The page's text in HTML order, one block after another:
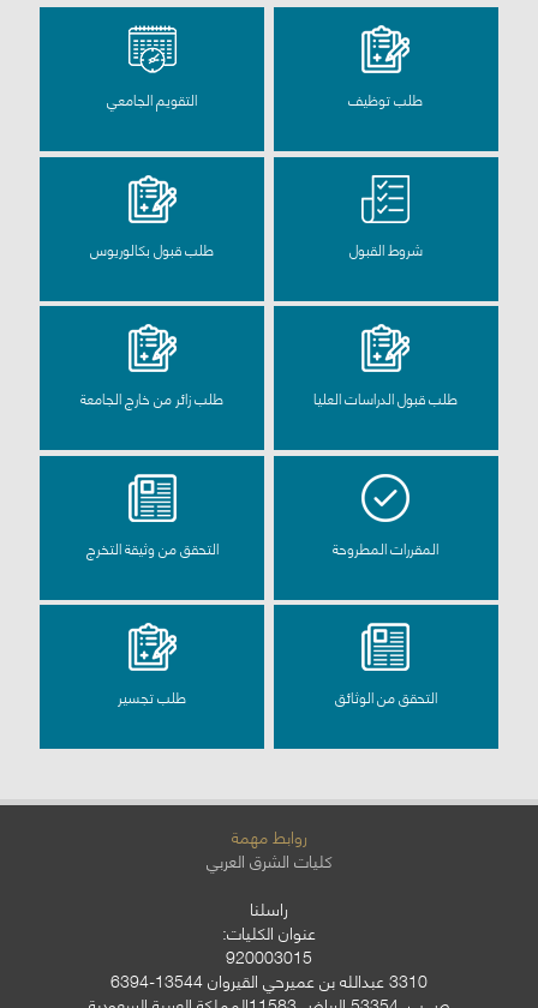
طلب توظيف التقويم الجامعي
شروط القبول طلب قبول بكالوريوس
طلب قبول الدراسات العليا طلب زائر من خارج الجامعة
المقررات المطروحة التحقق من وثيقة التخرج
التحقق من الوثائق طلب تجسير
روابط مهمة
كليات الشرق العربي
راسلنا
عنوان الكليات:
920003015
3310 عبدالله بن عميرحي القيروان 13544-6394